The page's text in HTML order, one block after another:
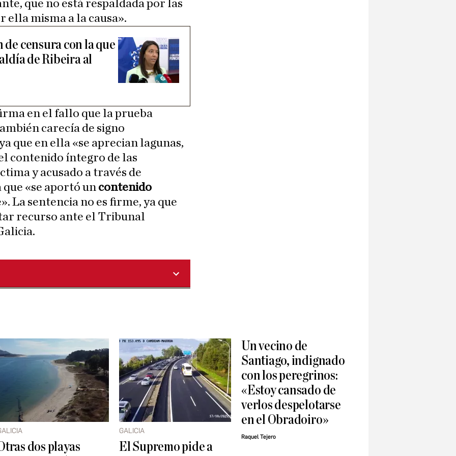
que no está respaldada por las
ella misma a la causa».
de censura con la que
de Ribeira al
en el fallo que la prueba
carecía de signo
que en ella «se aprecian lagunas,
contenido íntegro de las
y acusado a través de
«se aportó un contenido
La sentencia no es firme, ya que
recurso ante el Tribunal
dos playas
GALICIA
El Supremo pide a
Un vecino de
Santiago, indignado
con los peregrinos:
«Estoy cansado de
verlos despelotarse
en el Obradoiro»
Raquel Tejero